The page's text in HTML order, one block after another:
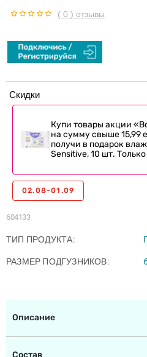
( 0 ) отзывы
604133
Скидки
Купи товары акции
на сумму свыше 15,99
получи в подарок
Sensitive, 10 шт.
02.08-01.09
ТИП ПРОДУКТА
РАЗМЕР ПОДГУЗНИКОВ
Описание
Состав